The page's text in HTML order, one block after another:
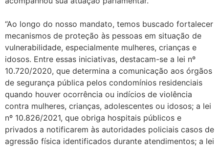
“Ao longo do nosso mandato, temos buscado fortalecer
mecanismos de proteção às pessoas em situação de
vulnerabilidade, especialmente mulheres, crianças e
idosos. Entre essas iniciativas, destacam-se a lei nº
10.720/2020, que determina a comunicação aos órgãos
de segurança pública pelos condomínios residenciais
quando houver ocorrência ou indícios de violência
contra mulheres, crianças, adolescentes ou idosos; a lei
nº 10.826/2021, que obriga hospitais públicos e
privados a notificarem às autoridades policiais casos de
agressão física identificados durante atendimentos; a lei